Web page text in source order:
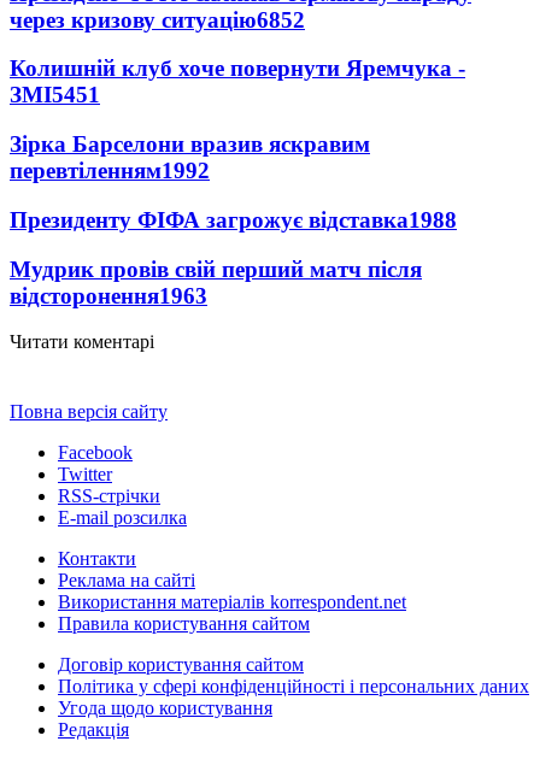
через кризову ситуацію6852
Колишній клуб хоче повернути Яремчука -
ЗМІ5451
Зірка Барселони вразив яскравим
перевтіленням1992
Президенту ФІФА загрожує відставка1988
Мудрик провів свій перший матч після
відсторонення1963
Читати коментарі
Повна версія сайту
Facebook
Twitter
RSS-стрічки
E-mail розсилка
Контакти
Реклама на сайті
Використання матеріалів korrespondent.net
Правила користування сайтом
Договір користування сайтом
Політика у сфері конфіденційності і персональних даних
Угода щодо користування
Редакція